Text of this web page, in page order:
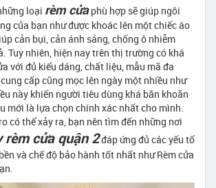
loại rèm cửaphù hợp sẽ giúp ngôi
của bạn như được khoác lên một chiếc áo
cản bụi, cản ánh sáng, chống ô nhiễm
Tuy nhiên, hiện nay trên thị trường có khá
với đủ kiểu dáng, chất liệu, mẫu mã đa
cấp cũng mọc lên ngày một nhiều như
này khiến người tiêu dùng khá băn khoăn
mới là lựa chọn chính xác nhất cho mình.
có thể xảy ra, bạn nên tìm đến những nơi
rèm cửa quận 2đáp ứng đủ các yếu tố
và chế độ bảo hành tốt nhất như Rèm cửa